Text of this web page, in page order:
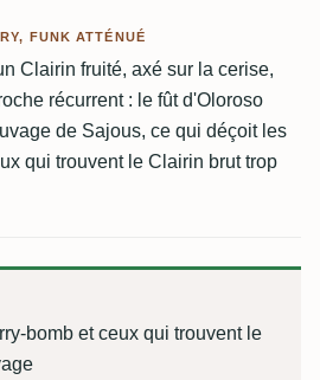
FUNK ATTÉNUÉ
Clairin fruité, axé sur la cerise,
récurrent : le fût d'Oloroso
de Sajous, ce qui déçoit les
qui trouvent le Clairin brut trop
bomb et ceux qui trouvent le